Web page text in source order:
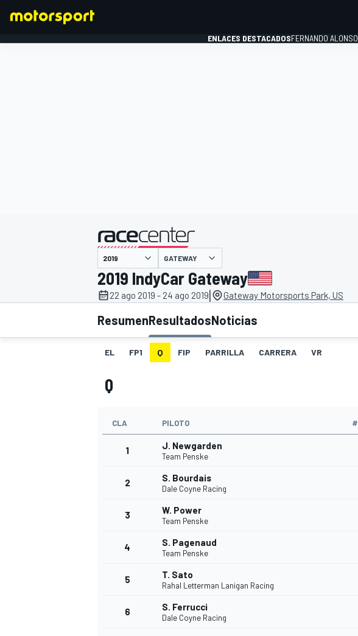
INDYCAR WRC
FÓRMULA E
ENLACES DESTACADOSFERNANDO ALONSO
presentado por
GATEWAY
2019 IndyCar Gateway
22 ago 2019 - 24 ago 2019| Gateway Motorsports Park, US
ResumenResultadosNoticias
EL FP1 Q FIP PARRILLA CARRERA VR
Q
CLA PILOTO #
1 J. Newgarden
Team Penske
2 S. Bourdais
Dale Coyne Racing
3 W. Power
Team Penske
4 S. Pagenaud
Team Penske
5 T. Sato
Rahal Letterman Lanigan Racing
6 S. Ferrucci
Dale Coyne Racing